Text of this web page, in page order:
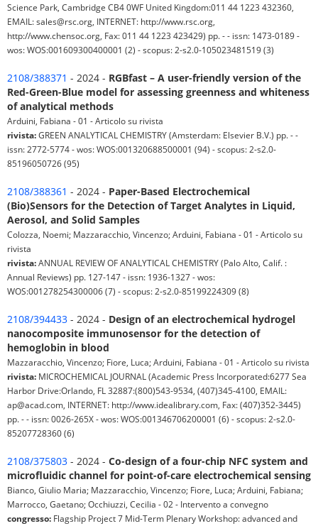
Science Park, Cambridge CB4 0WF United Kingdom:011 44 1223 432360,
EMAIL: sales@rsc.org, INTERNET: http://www.rsc.org,
http://www.chensoc.org, Fax: 011 44 1223 423429) pp. - - issn: 1473-0189 -
wos: WOS:001609300400001 (2) - scopus: 2-s2.0-105023481519 (3)
2108/388371 - 2024 - RGBfast – A user-friendly version of the
Red-Green-Blue model for assessing greenness and whiteness
of analytical methods
Arduini, Fabiana - 01 - Articolo su rivista
rivista:GREEN ANALYTICAL CHEMISTRY (Amsterdam: Elsevier B.V.) pp. - -
issn: 2772-5774 - wos: WOS:001320688500001 (94) - scopus: 2-s2.0-
85196050726 (95)
2108/388361 - 2024 - Paper-Based Electrochemical
(Bio)Sensors for the Detection of Target Analytes in Liquid,
Aerosol, and Solid Samples
Colozza, Noemi; Mazzaracchio, Vincenzo; Arduini, Fabiana - 01 - Articolo su
rivista
rivista:ANNUAL REVIEW OF ANALYTICAL CHEMISTRY (Palo Alto, Calif. :
Annual Reviews) pp. 127-147 - issn: 1936-1327 - wos:
WOS:001278254300006 (7) - scopus: 2-s2.0-85199224309 (8)
2108/394433 - 2024 - Design of an electrochemical hydrogel
nanocomposite immunosensor for the detection of
hemoglobin in blood
Mazzaracchio, Vincenzo; Fiore, Luca; Arduini, Fabiana - 01 - Articolo su rivista
rivista: MICROCHEMICAL JOURNAL (Academic Press Incorporated:6277 Sea
Harbor Drive:Orlando, FL 32887:(800)543-9534, (407)345-4100, EMAIL:
ap@acad.com, INTERNET: http://www.idealibrary.com, Fax: (407)352-3445)
pp. - - issn: 0026-265X - wos: WOS:001346706200001 (6) - scopus: 2-s2.0-
85207728360 (6)
2108/375803 - 2024 - Co-design of a four-chip NFC system and
microfluidic channel for point-of-care electrochemical sensing
Bianco, Giulio Maria; Mazzaracchio, Vincenzo; Fiore, Luca; Arduini, Fabiana;
Marrocco, Gaetano; Occhiuzzi, Cecilia - 02 - Intervento a convegno
congresso: Flagship Project 7 Mid-Term Plenary Workshop: advanced and